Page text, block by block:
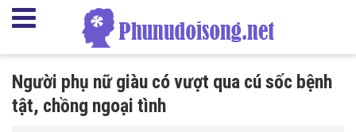
Người phụ nữ giàu có vượt qua cú sốc bệnh
tật, chồng ngoại tình